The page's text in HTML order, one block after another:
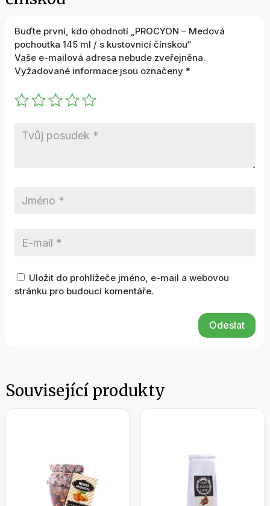
Buďte první, kdo ohodnotí „PROCYON – Medová
pochoutka 145 ml / s kustovnicí čínskou“
Vaše e-mailová adresa nebude zveřejněna.
Vyžadované informace jsou označeny *
Uložit do prohlížeče jméno, e-mail a webovou
stránku pro budoucí komentáře.
Odeslat
Související produkty